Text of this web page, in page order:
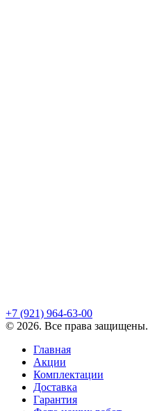
+7 (921) 964-63-00
© 2026. Все права защищены.
Главная
Акции
Комплектации
Доставка
Гарантия